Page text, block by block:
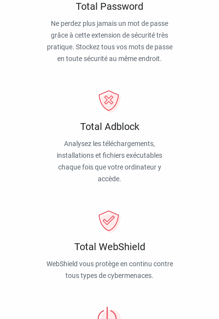
Total Password
Ne perdez plus jamais un mot de passe
grâce à cette extension de sécurité très
pratique. Stockez tous vos mots de passe
en toute sécurité au même endroit.
Total Adblock
Analysez les téléchargements,
installations et fichiers exécutables
chaque fois que votre ordinateur y
accède.
Total WebShield
WebShield vous protège en continu contre
tous types de cybermenaces.